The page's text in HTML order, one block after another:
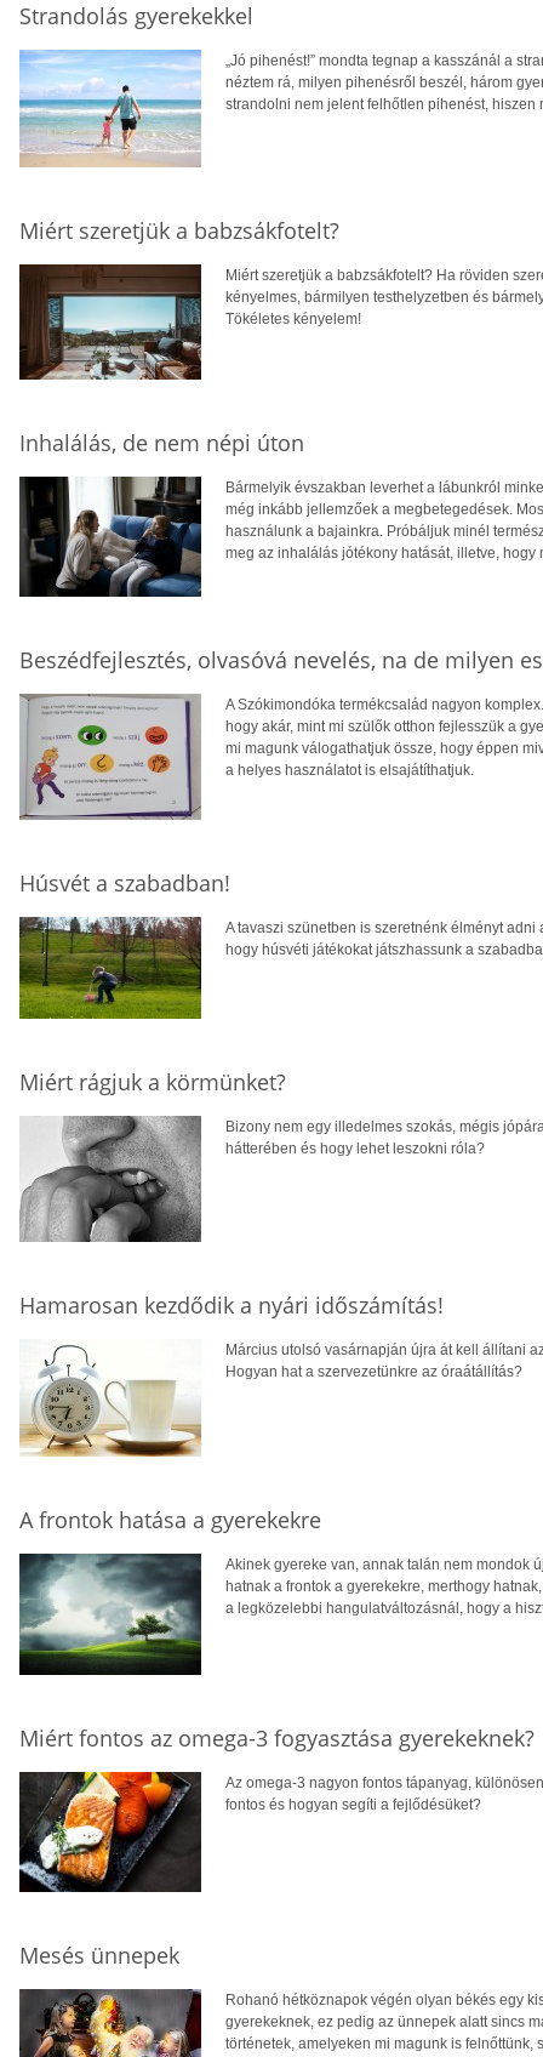
Strandolás gyerekekkel
„Jó pihenést!” mondta tegnap a kasszánál a
néztem rá, milyen pihenésről beszél, három
strandolni nem jelent felhőtlen pihenést,
Miért szeretjük a babzsákfotelt?
Miért szeretjük a babzsákfotelt? Ha röviden
kényelmes, bármilyen testhelyzetben és
Tökéletes kényelem!
Inhalálás, de nem népi úton
Bármelyik évszakban leverhet a lábunkról
még inkább jellemzőek a megbetegedések.
használunk a bajainkra. Próbáljuk minél
meg az inhalálás jótékony hatását, illetve,
Beszédfejlesztés, olvasóvá nevelés, na de milyen
A Szókimondóka termékcsalád nagyon
hogy akár, mint mi szülők otthon fejlesszük a
mi magunk válogathatjuk össze, hogy éppen
a helyes használatot is elsajátíthatjuk.
Húsvét a szabadban!
A tavaszi szünetben is szeretnénk élményt
hogy húsvéti játékokat játszhassunk a
Miért rágjuk a körmünket?
Bizony nem egy illedelmes szokás, mégis
hátterében és hogy lehet leszokni róla?
Hamarosan kezdődik a nyári időszámítás!
Március utolsó vasárnapján újra át kell állítani
Hogyan hat a szervezetünkre az óraátállítás?
A frontok hatása a gyerekekre
Akinek gyereke van, annak talán nem mondok
hatnak a frontok a gyerekekre, merthogy
a legközelebbi hangulatváltozásnál, hogy a
Miért fontos az omega-3 fogyasztása gyerekeknek?
Az omega-3 nagyon fontos tápanyag,
fontos és hogyan segíti a fejlődésüket?
Mesés ünnepek
Rohanó hétköznapok végén olyan békés egy
gyerekeknek, ez pedig az ünnepek alatt sincs
történetek, amelyeken mi magunk is